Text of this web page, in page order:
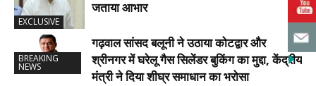
EXCLUSIVE
जताया आभार
BREAKING
NEWS
गढ़वाल सांसद बलूनी ने उठाया कोटद्वार और
श्रीनगर में घरेलू गैस सिलेंडर बुकिंग का मुद्दा, केंद्रीय
मंत्री ने दिया शीघ्र समाधान का भरोसा